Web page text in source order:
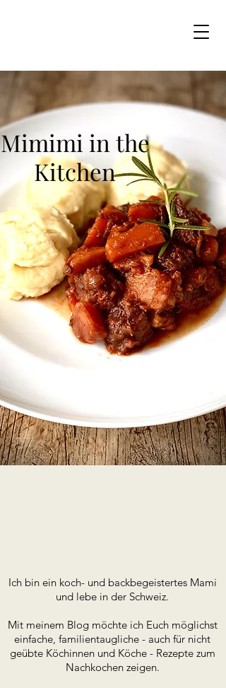
Mimimi in the
Kitchen
Ich bin ein koch- und backbegeistertes Mami
und lebe in der Schweiz.
Mit meinem Blog möchte ich Euch möglichst
einfache, familientaugliche - auch für nicht
geübte Köchinnen und Köche - Rezepte zum
Nachkochen zeigen.